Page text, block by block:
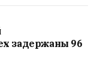
задержаны 96